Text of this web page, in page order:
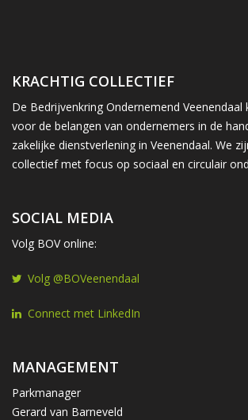
KRACHTIG COLLECTIEF
De Bedrijvenkring Ondernemend
voor de belangen van ondernemers in de
zakelijke dienstverlening in Veenendaal. We
collectief met focus op sociaal en circulair
SOCIAL MEDIA
Volg BOV online:
Volg @BOVeenendaal
Connect met LinkedIn
MANAGEMENT
Parkmanager
Gerard van Barneveld